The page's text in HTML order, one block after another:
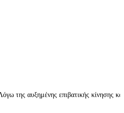
αυξημένης επιβατικής κίνησης κατά